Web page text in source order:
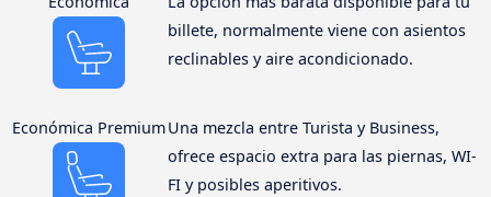
billete, normalmente viene con asientos
reclinables y aire acondicionado.
Económica PremiumUna mezcla entre Turista y Business,
ofrece espacio extra para las piernas, WI-
FI y posibles aperitivos.